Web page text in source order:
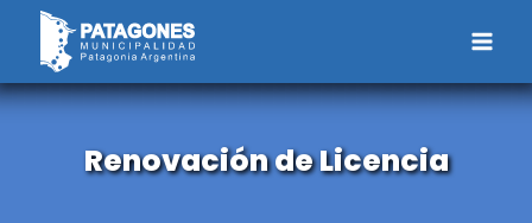
Saltar
contenido
Renovación de Licencia